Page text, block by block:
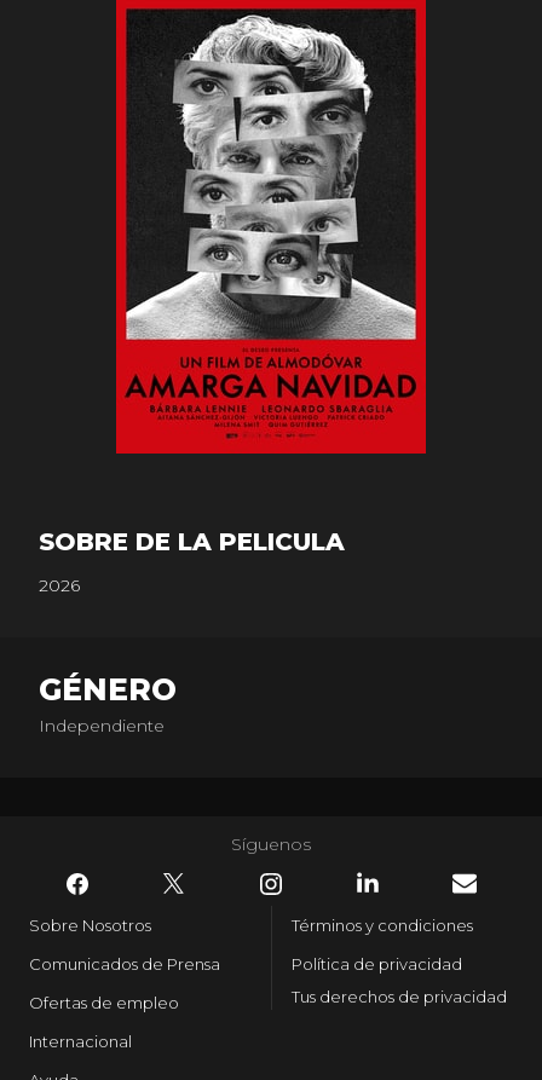
SOBRE DE LA PELICULA
2026
GÉNERO
Independiente
Síguenos
Sobre Nosotros
Comunicados de Prensa
Ofertas de empleo
Internacional
Términos y condiciones
Política de privacidad
Tus derechos de privacidad